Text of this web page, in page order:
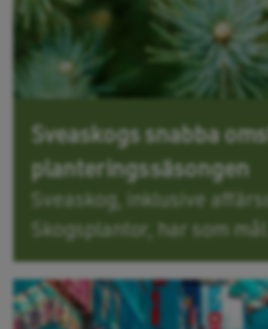
Sveaskogs snabba
planteringssäsongen
Sveaskog, inklusive
Skogsplantor, har som mål